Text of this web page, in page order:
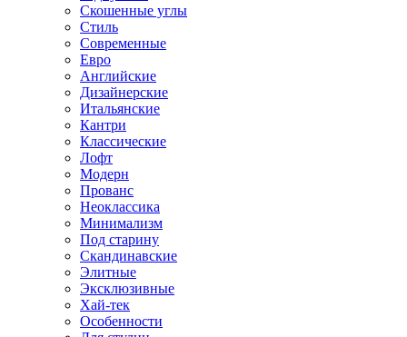
Скошенные углы
Стиль
Современные
Евро
Английские
Дизайнерские
Итальянские
Кантри
Классические
Лофт
Модерн
Прованс
Неоклассика
Минимализм
Под старину
Скандинавские
Элитные
Эксклюзивные
Хай-тек
Особенности